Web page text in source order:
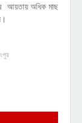
আয়তায় অধিক মাছ